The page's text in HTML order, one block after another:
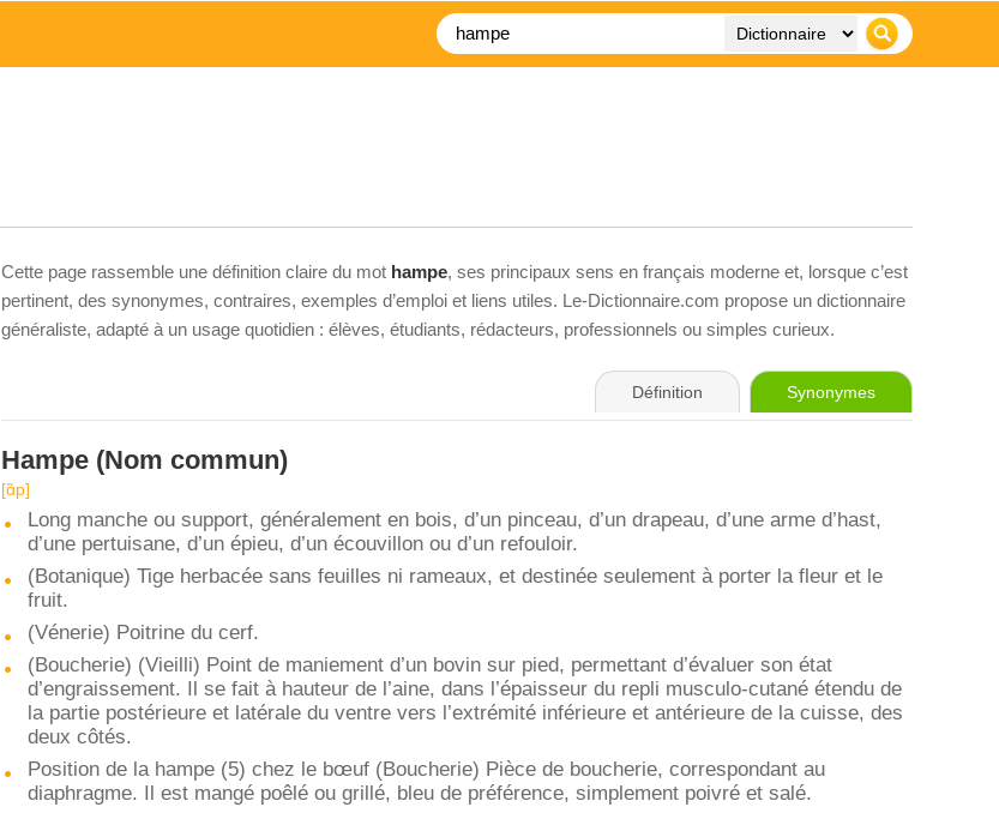
Cette page rassemble une définition claire du mot hampe, ses principaux sens en français moderne et, lorsque c’est
pertinent, des synonymes, contraires, exemples d’emploi et liens utiles. Le-Dictionnaire.com propose un dictionnaire
généraliste, adapté à un usage quotidien : élèves, étudiants, rédacteurs, professionnels ou simples curieux.
Définition Synonymes
Hampe (Nom commun)
[ɑ̃p]
Long manche ou support, généralement en bois, d’un pinceau, d’un drapeau, d’une arme d’hast,
d’une pertuisane, d’un épieu, d’un écouvillon ou d’un refouloir.
(Botanique) Tige herbacée sans feuilles ni rameaux, et destinée seulement à porter la fleur et le
fruit.
(Vénerie) Poitrine du cerf.
(Boucherie) (Vieilli) Point de maniement d’un bovin sur pied, permettant d’évaluer son état
d’engraissement. Il se fait à hauteur de l’aine, dans l’épaisseur du repli musculo-cutané étendu de
la partie postérieure et latérale du ventre vers l’extrémité inférieure et antérieure de la cuisse, des
deux côtés.
Position de la hampe (5) chez le bœuf (Boucherie) Pièce de boucherie, correspondant au
diaphragme. Il est mangé poêlé ou grillé, bleu de préférence, simplement poivré et salé.